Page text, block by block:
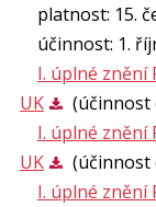
platnost: 15.
účinnost: 1.
I. úplné znění
UK
(účinnost
I. úplné znění
UK
(účinnost
I. úplné znění